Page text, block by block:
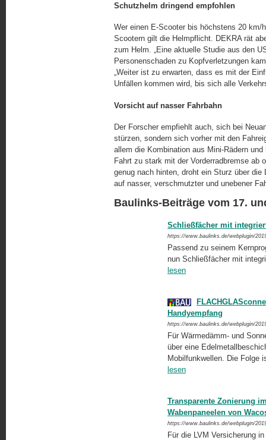
Schutzhelm dringend empfohlen
Wer einen E-Scooter bis höchstens 20
Scootern gilt die Helmpflicht. DEKRA rät
zum Helm. „Eine aktuelle Studie aus den
Personenschaden zu Kopfverletzungen
„Weiter ist zu erwarten, dass es mit der
Unfällen kommen wird, bis sich alle
Vorsicht auf nasser Fahrbahn
Der Forscher empfiehlt auch, sich bei
stürzen, sondern sich vorher mit den
allem die Kombination aus Mini-Rädern
Fahrt zu stark mit der Vorderradbremse ab
genug nach hinten, droht ein Sturz über die
auf nasser, verschmutzter und unebener
Baulinks-Beiträge vom 17.
Schließfächer mit
https://www.baulinks.de/webplugin/
Passend zu seinem
nun Schließfächer mit
lesen
Handyempfang
https://www.baulinks.de/webplugin/
Für Wärmedämm- und
über eine
Mobilfunkwellen. Die Folge
lesen
Transparente Zonierung
Wabenpaneelen von
https://www.baulinks.de/webplugin/
Für die LVM Versicherung